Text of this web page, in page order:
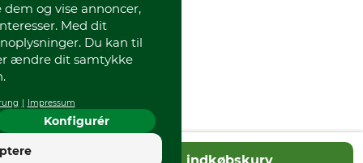
og vise annoncer,
Med dit
Du kan til
ændre dit samtykke
Impressum
Konfigurér